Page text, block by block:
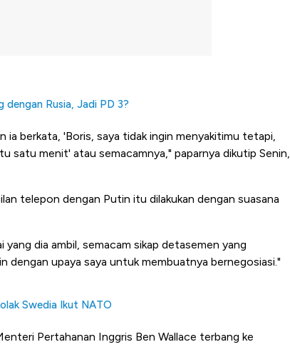
Rusia, Jadi PD 3?
ia berkata, 'Boris, saya tidak ingin menyakitimu tetapi,
satu menit' atau semacamnya," paparnya dikutip Senin,
telepon dengan Putin itu dilakukan dengan suasana
yang dia ambil, semacam sikap detasemen yang
dengan upaya saya untuk membuatnya bernegosiasi."
Swedia Ikut NATO
Pertahanan Inggris Ben Wallace terbang ke
Adu Panas Kinerja Emiten Minyak RI,